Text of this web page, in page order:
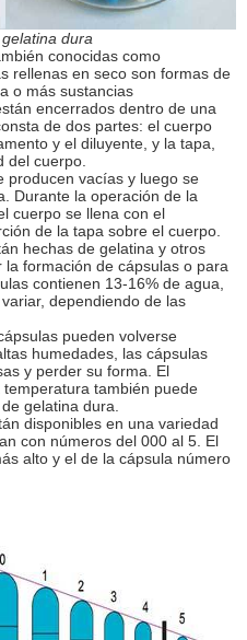
dura
conocidas como
rellenas en seco son formas de
o más sustancias
encerrados dentro de una
de dos partes: el cuerpo
y el diluyente, y la tapa,
del cuerpo.
producen vacías y luego se
Durante la operación de la
cuerpo se llena con el
de la tapa sobre el cuerpo.
hechas de gelatina y otros
formación de cápsulas o para
contienen 13-16% de agua,
dependiendo de las
pueden volverse
humedades, las cápsulas
y perder su forma. El
también puede
gelatina dura.
disponibles en una variedad
con números del 000 al 5. El
alto y el de la cápsula número